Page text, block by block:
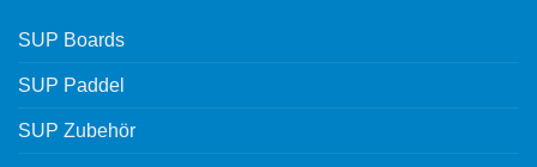
SUP Boards
SUP Paddel
SUP Zubehör